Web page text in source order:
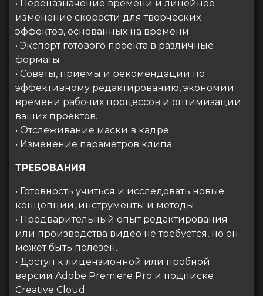
• Переназначение времени и линейное
изменение скорости для творческих
эффектов, основанных на времени
• Экспорт готового проекта в различные
форматы
• Советы, приемы и рекомендации по
эффективному редактированию, экономии
времени рабочих процессов и оптимизации
ваших проектов.
• Отслеживание маски в кадре
• Изменение параметров клипа
ТРЕБОВАНИЯ
• Готовность учиться и исследовать новые
концепции, инструменты и методы
• Предварительный опыт редактирования
или производства видео не требуется, но он
может быть полезен.
• Доступ к лицензионной или пробной
версии Adobe Premiere Pro и подписке
Creative Cloud